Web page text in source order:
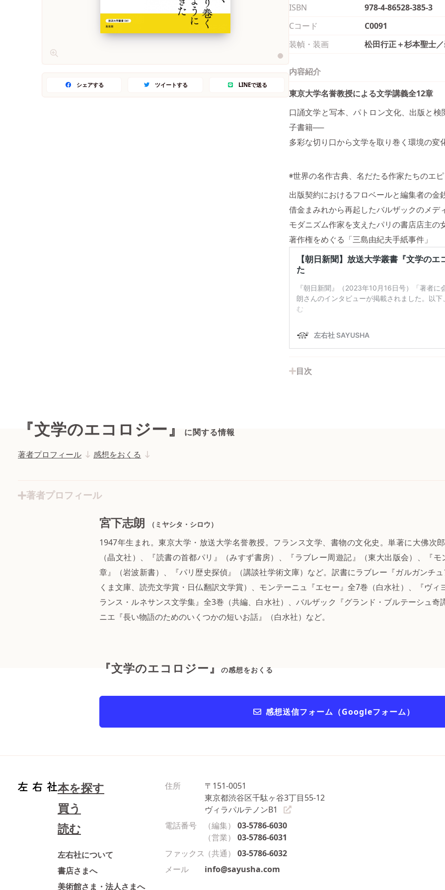
シェアする ツイートする LINEで送る
ISBN
978-4-86528-385-3
Cコード
C0091
装幀・装画
松田行正＋杉本聖士
内容紹介
東京大学名誉教授による文学講義全12章
口誦文学と写本、パトロン文化、出版と
子書籍──
多彩な切り口から文学を取り巻く環境の変
◉世界の名作古典、名だたる作家たちのエ
出版契約におけるフロベールと編集者の金
借金まみれから再起したバルザックのメデ
モダニズム作家を支えたパリの書店店主の
著作権をめぐる「三島由紀夫手紙事件」
目次
『文学のエコロジー』 に関する情報
著者プロフィール 感想をおくる
著者プロフィール
宮下志朗 （ミヤシタ・シロウ）
1947年生まれ。東京大学・放送大学名誉教授。フランス文学、書物の文化史。単著に大佛次
（晶文社）、『読書の首都パリ』（みすず書房）、『ラブレー周遊記』（東大出版会）、『
章』（岩波新書）、『パリ歴史探偵』（講談社学術文庫）など。訳書にラブレー『ガルガンチ
くま文庫、読売文学賞・日仏翻訳文学賞）、モンテーニュ『エセー』全7巻（白水社）、『ヴ
ランス・ルネサンス文学集』全3巻（共編、白水社）、バルザック『グランド・ブルテーシュ
ニエ『長い物語のためのいくつかの短いお話』（白水社）など。
『文学のエコロジー』 の感想をおくる
感想送信フォーム（Googleフォーム）
本を探す
買う
読む
左右社について
書店さまへ
美術館さま・法人さまへ
住所
〒151-0051
東京都渋谷区千駄ヶ谷3丁目55-12
ヴィラパルテノンB1
電話番号
（編集）
03-5786-6030
（営業）
03-5786-6031
ファックス （共通）
03-5786-6032
メール
info@sayusha.com